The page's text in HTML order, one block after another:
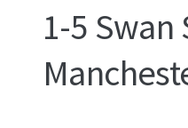
1-5 Swan